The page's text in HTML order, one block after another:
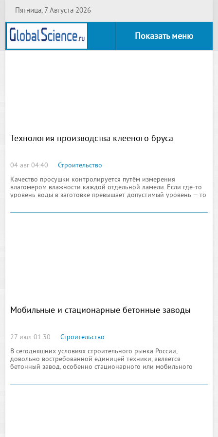
Пятница, 7 Августа 2026
Показать меню
Технология производства клееного бруса
04 авг 04:40
Строительство
Качество просушки контролируется путём измерения
влагомером влажности каждой отдельной ламели. Если где-то
уровень воды в заготовке превышает допустимый уровень — то
Мобильные и стационарные бетонные заводы
27 июл 01:30
Строительство
В сегодняшних условиях строительного рынка России,
довольно востребованной единицей техники, является
бетонный завод, особенно стационарного или мобильного
является минимальное энергопотребление